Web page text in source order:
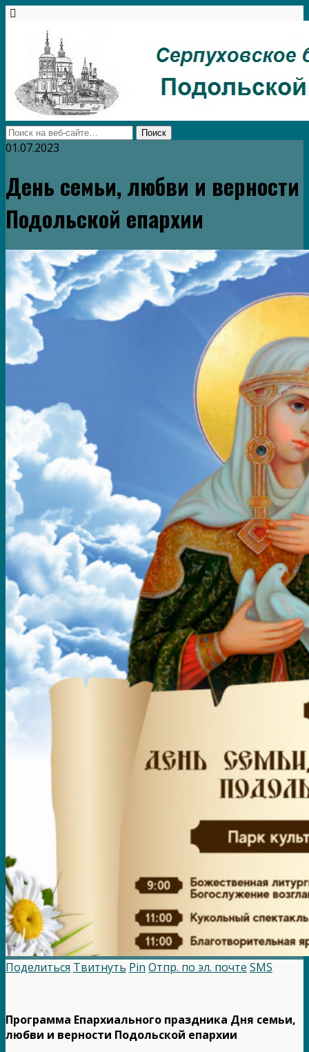
01.07.2023
День семьи, любви и верности
Подольской епархии
Поделиться Твитнуть Pin Отпр. по эл. почте SMS
Программа Епархиального праздника Дня семьи,
любви и верности Подольской епархии